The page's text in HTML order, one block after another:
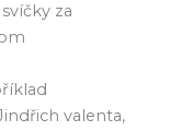
za
valenta,